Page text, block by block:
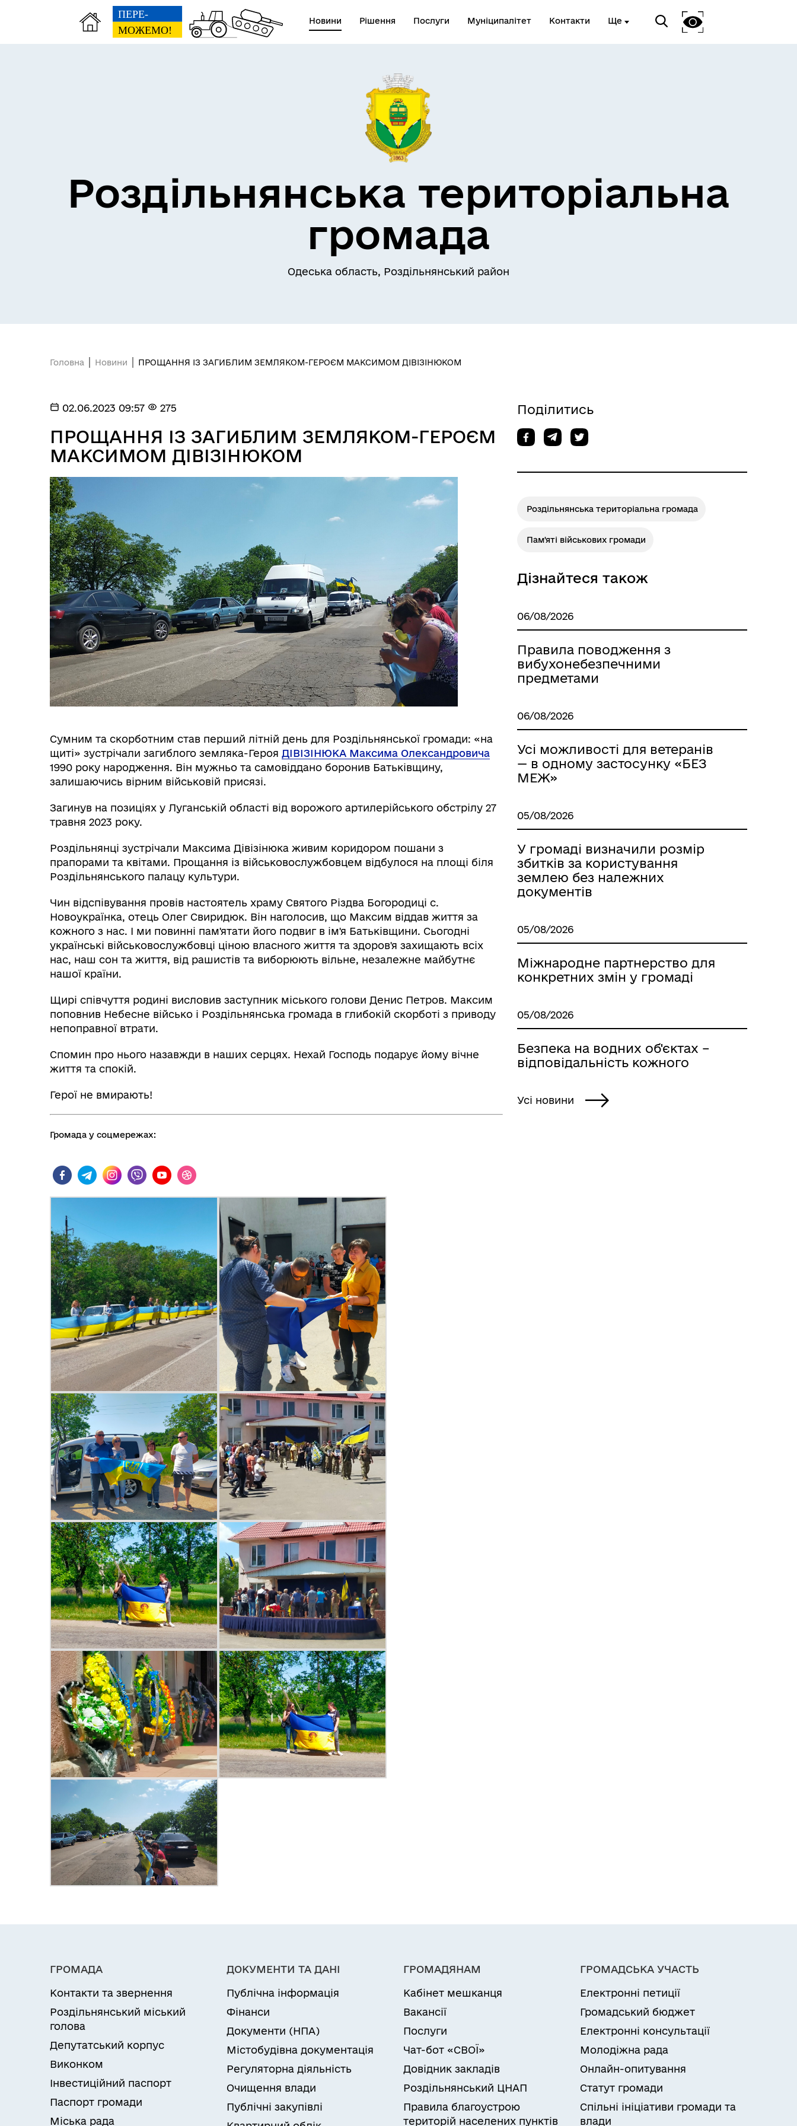
Новини Рішення Послуги Муніципалітет Контакти Ще
Засідання постійних комісій
Засідання виконавчого
комітету
Трансляції
Графіки прийому громадян
Колегіальні органи (ради,
Цивільний захист населення
Рада безбар’єрності
Гендерна рівність
військовослужбовців та їх
Учасникам бойових дій
Книга пам'яті полеглих за
Роздільна
Розклад автобусів Роздільна-
Роздільнянська територіальна
громада
Одеська область, Роздільнянський район
Головна Новини ПРОЩАННЯ ІЗ ЗАГИБЛИМ ЗЕМЛЯКОМ-ГЕРОЄМ МАКСИМОМ ДІВІЗІНЮКОМ
02.06.2023 09:57 275
ПРОЩАННЯ ІЗ ЗАГИБЛИМ ЗЕМЛЯКОМ-ГЕРОЄМ
МАКСИМОМ ДІВІЗІНЮКОМ
Сумним та скорботним став перший літній день для Роздільнянської громади: «на
щиті» зустрічали загиблого земляка-Героя ДІВІЗІНЮКА Максима Олександровича
1990 року народження. Він мужньо та самовіддано боронив Батьківщину,
залишаючись вірним військовій присязі.
Загинув на позиціях у Луганській області від ворожого артилерійського обстрілу 27
травня 2023 року.
Роздільнянці зустрічали Максима Дівізінюка живим коридором пошани з
прапорами та квітами. Прощання із військовослужбовцем відбулося на площі біля
Роздільнянського палацу культури.
Чин відспівування провів настоятель храму Святого Різдва Богородиці с.
Новоукраїнка, отець Олег Свиридюк. Він наголосив, що Максим віддав життя за
кожного з нас. І ми повинні пам'ятати його подвиг в ім'я Батьківщини. Сьогодні
українські військовослужбовці ціною власного життя та здоров'я захищають всіх
нас, наш сон та життя, від рашистів та виборюють вільне, незалежне майбутнє
нашої країни.
Щирі співчуття родині висловив заступник міського голови Денис Петров. Максим
поповнив Небесне військо і Роздільнянська громада в глибокій скорботі з приводу
непоправної втрати.
Спомин про нього назавжди в наших серцях. Нехай Господь подарує йому вічне
життя та спокій.
Герої не вмирають!
Громада у соцмережах:
Поділитись
Роздільнянська територіальна громада
Пам'яті військових громади
Дізнайтеся також
06/08/2026
Правила поводження з
вибухонебезпечними
предметами
06/08/2026
Усі можливості для ветеранів
— в одному застосунку «БЕЗ
МЕЖ»
05/08/2026
У громаді визначили розмір
збитків за користування
землею без належних
документів
05/08/2026
Міжнародне партнерство для
конкретних змін у громаді
05/08/2026
Безпека на водних об'єктах –
відповідальність кожного
Усі новини
ГРОМАДА
Контакти та звернення
Роздільнянський міський
голова
Депутатський корпус
Виконком
Інвестиційний паспорт
Паспорт громади
Міська рада
ДОКУМЕНТИ ТА ДАНІ
Публічна інформація
Фінанси
Документи (НПА)
Містобудівна документація
Регуляторна діяльність
Очищення влади
Публічні закупівлі
ГРОМАДЯНАМ
Кабінет мешканця
Вакансії
Послуги
Чат-бот «СВОЇ»
Довідник закладів
Роздільнянський ЦНАП
Правила благоустрою
територій населених пунктів
ГРОМАДСЬКА УЧАСТЬ
Електронні петиції
Громадський бюджет
Електронні консультації
Молодіжна рада
Онлайн-опитування
Статут громади
Спільні ініціативи громади та
влади